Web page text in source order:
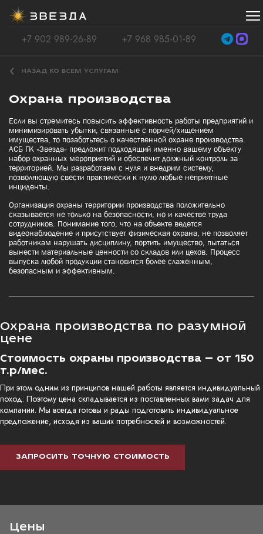
+7 902 989-26-89 +7 968 985-01-89
НАЗАД КО ВСЕМ УСЛУГАМ
Охрана производства
Если вы стремитесь повысить эффективность работы предприятий и
минимизировать убытки, связанные с порчей/хищением
имущества, то позаботьтесь о качественной охране производства.
АСБ ГК «Звезда» предложит подходящий именно вашему объекту
набор охранных мероприятий и обеспечит должный контроль за
территорией. Мы разработаем с нуля и внедрим систему,
позволяющую свести практически к нулю любые неприятные
инциденты.
Организация охраны территории производства положительно
сказывается не только на безопасности, но и качестве труда
сотрудников. Понимание того, что на объекте ведется
видеонаблюдение и присутствует физическая охрана, не позволяет
работникам нарушать дисциплину, портить имущество, пытаться
вынести материальные ценности со складов или цехов. Процесс
выпуска любой продукции становится более слаженным,
безопасным и эффективным.
Охрана производства по разумной
цене
Стоимость охраны производства – от 150
т.р/мес.
При этом одним из принципов нашей работы является индивидуальный
поход. Поэтому цена складывается из поставленных вами задач для
компании. Мы всегда готовы и рады подготовить индивидуальное
предложение, исходя из ваших потребностей и возможностей.
ЗАПРОСИТЬ ТОЧНУЮ СТОИМОСТЬ
Цены